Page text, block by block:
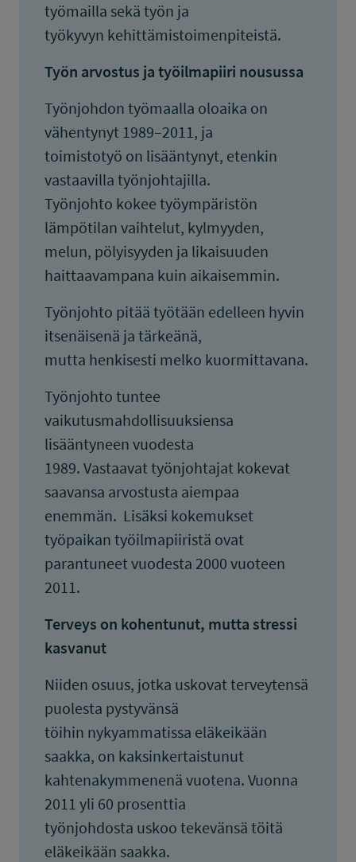
työmailla sekä työn ja
työkyvyn kehittämistoimenpiteistä.
Työn arvostus ja työilmapiiri nousussa
Työnjohdon työmaalla oloaika on
vähentynyt 1989–2011, ja
toimistotyö on lisääntynyt, etenkin
vastaavilla työnjohtajilla.
Työnjohto kokee työympäristön
lämpötilan vaihtelut, kylmyyden,
melun, pölyisyyden ja likaisuuden
haittaavampana kuin aikaisemmin.
Työnjohto pitää työtään edelleen hyvin
itsenäisenä ja tärkeänä,
mutta henkisesti melko kuormittavana.
Työnjohto tuntee
vaikutusmahdollisuuksiensa
lisääntyneen vuodesta
1989. Vastaavat työnjohtajat kokevat
saavansa arvostusta aiempaa
enemmän. Lisäksi kokemukset
työpaikan työilmapiiristä ovat
parantuneet vuodesta 2000 vuoteen
2011.
Terveys on kohentunut, mutta stressi
kasvanut
Niiden osuus, jotka uskovat terveytensä
puolesta pystyvänsä
töihin nykyammatissa eläkeikään
saakka, on kaksinkertaistunut
kahtenakymmenenä vuotena. Vuonna
2011 yli 60 prosenttia
työnjohdosta uskoo tekevänsä töitä
eläkeikään saakka.